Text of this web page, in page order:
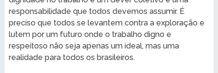
responsabilidade que todos devemos assumir. É
preciso que todos se levantem contra a exploração e
lutem por um futuro onde o trabalho digno e
respeitoso não seja apenas um ideal, mas uma
realidade para todos os brasileiros.